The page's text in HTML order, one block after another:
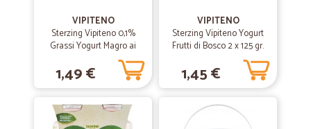
—Sabino M.
consegna veloce
consegna veloce, venditore consigliato. in futuro farò altri acquisti.
—Beata S.
Ottimo venditore
VIPITENO
Sterzing Vipiteno 0,1%
Grassi Yogurt Magro ai
Frutti di Bosco 2 x 125 g
1,49 €
VIPITENO
Sterzing Vipiteno Yogurt
Frutti di Bosco 2 x 125 gr.
1,45 €